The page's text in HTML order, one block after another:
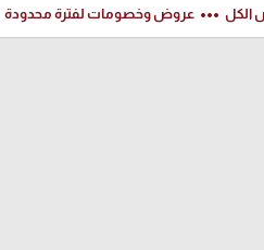
الكل more_horiz عروض وخصومات لفترة محدودة